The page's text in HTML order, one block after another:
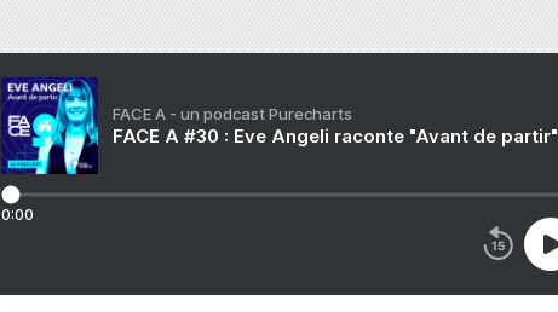
FACE A - un podcast Purecharts
FACE A #30 : Eve Angeli raconte "Avant de partir"
0:00